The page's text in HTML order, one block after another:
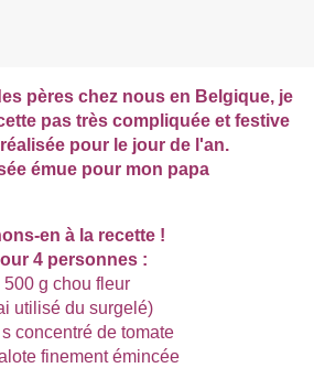
pères chez nous en Belgique, je
pas très compliquée et festive
pour le jour de l'an.
émue pour mon papa
en à la recette !
4 personnes :
500 g chou fleur
utilisé du surgelé)
concentré de tomate
finement émincée